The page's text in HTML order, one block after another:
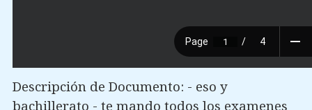
Descripción de Documento: - eso y
bachillerato - te mando todos los examenes